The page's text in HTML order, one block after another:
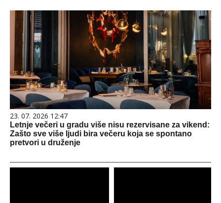
23. 07. 2026 12:47
Letnje večeri u gradu više nisu rezervisane za vikend:
Zašto sve više ljudi bira večeru koja se spontano
pretvori u druženje